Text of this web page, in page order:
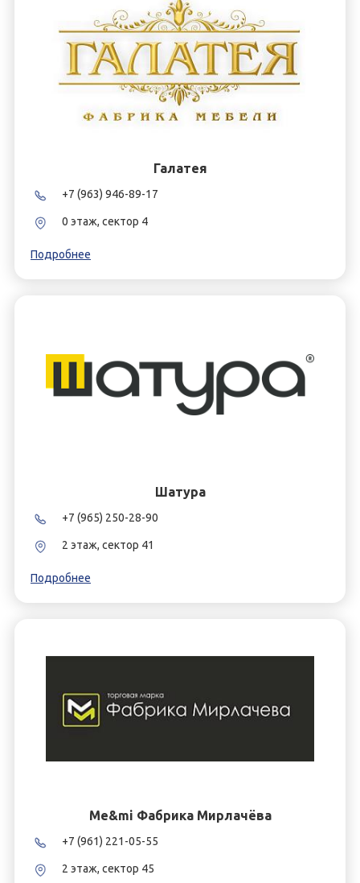
Галатея
+7 (963) 946-89-17
0 этаж, сектор 4
Подробнее
Шатура
+7 (965) 250-28-90
2 этаж, сектор 41
Подробнее
Me&mi Фабрика Мирлачёва
+7 (961) 221-05-55
2 этаж, сектор 45